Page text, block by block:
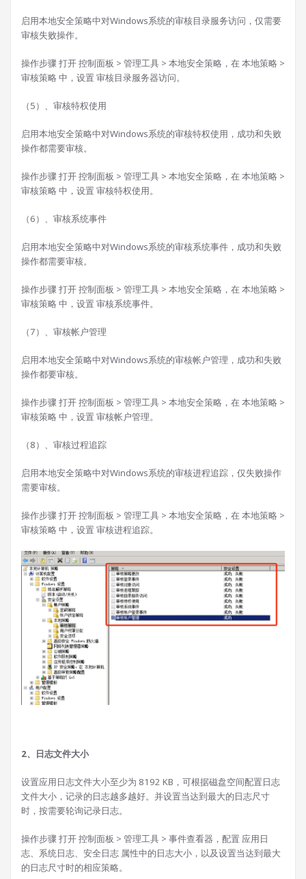
启用本地安全策略中对Windows系统的审核目录服务访问，仅需要
审核失败操作。
操作步骤 打开 控制面板 > 管理工具 > 本地安全策略，在 本地策略 >
审核策略 中，设置 审核目录服务器访问。
（5）、审核特权使用
启用本地安全策略中对Windows系统的审核特权使用，成功和失败
操作都需要审核。
操作步骤 打开 控制面板 > 管理工具 > 本地安全策略，在 本地策略 >
审核策略 中，设置 审核特权使用。
（6）、审核系统事件
启用本地安全策略中对Windows系统的审核系统事件，成功和失败
操作都需要审核。
操作步骤 打开 控制面板 > 管理工具 > 本地安全策略，在 本地策略 >
审核策略 中，设置 审核系统事件。
（7）、审核帐户管理
启用本地安全策略中对Windows系统的审核帐户管理，成功和失败
操作都要审核。
操作步骤 打开 控制面板 > 管理工具 > 本地安全策略，在 本地策略 >
审核策略 中，设置 审核帐户管理。
（8）、审核过程追踪
启用本地安全策略中对Windows系统的审核进程追踪，仅失败操作
需要审核。
操作步骤 打开 控制面板 > 管理工具 > 本地安全策略，在 本地策略 >
审核策略 中，设置 审核进程追踪。
2、日志文件大小
设置应用日志文件大小至少为 8192 KB，可根据磁盘空间配置日志
文件大小，记录的日志越多越好。并设置当达到最大的日志尺寸
时，按需要轮询记录日志。
操作步骤 打开 控制面板 > 管理工具 > 事件查看器，配置 应用日
志、系统日志、安全日志 属性中的日志大小，以及设置当达到最大
的日志尺寸时的相应策略。